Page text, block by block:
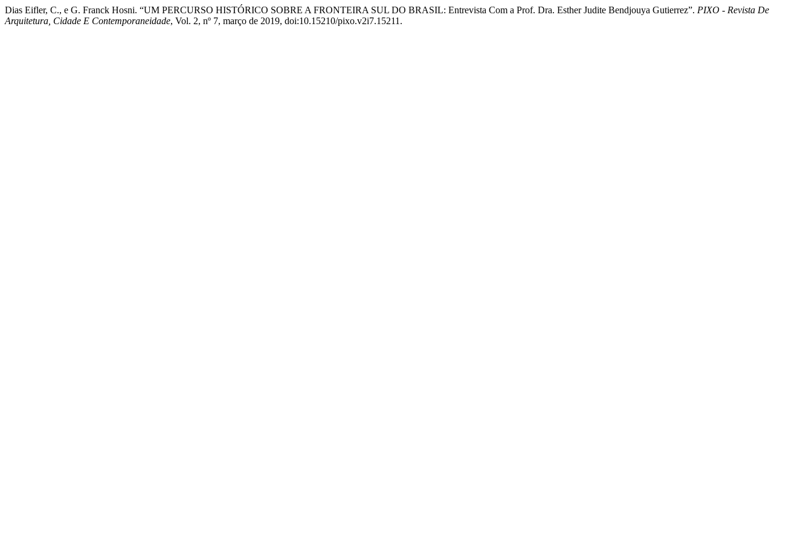
Dias Eifler, C., e G. Franck Hosni. “UM PERCURSO HISTÓRICO SOBRE A FRONTEIRA SUL DO BRASIL: Entrevista Com a Prof. Dra. Esther Judite Bendjouya Gutierrez”. PIXO - Revista De
Arquitetura, Cidade E Contemporaneidade, Vol. 2, nº 7, março de 2019, doi:10.15210/pixo.v2i7.15211.